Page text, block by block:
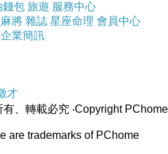
京霖、男配角蔡明修
佳導演，是我在頒獎典禮
穗獎看過《狀況排除》，
拍的場面調度，限水抗議
令我印象深刻，而演出張
光》，亦參演過多部影視
《狀況排除》裡飾演和憲
掌握憤怒和親情之間的矛
錢包 旅遊 服務中心
將 雜誌 星座命理 會員中心
企業簡訊
才
有、轉載必究 ‧Copyright PChome
are trademarks of PChome